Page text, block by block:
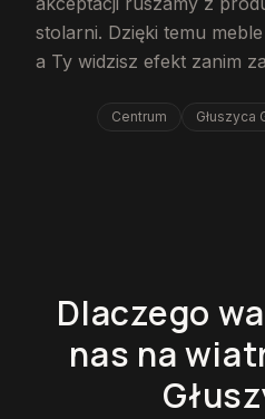
stolarni. Dzięki temu
a Ty widzisz efekt zanim
Centrum Głuszyca
Dlaczego
nas na